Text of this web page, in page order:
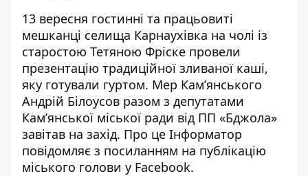
13 вересня гостинні та працьовиті
мешканці селища Карнаухівка на чолі із
старостою Тетяною Фріске провели
презентацію традиційної зливаної каші,
яку готували гуртом. Мер Кам’янського
Андрій Білоусов разом з депутатами
Кам’янської міської ради від ПП «Бджола»
завітав на захід. Про це Інформатор
повідомляє з посиланням на публікацію
міського голови у Facebook.